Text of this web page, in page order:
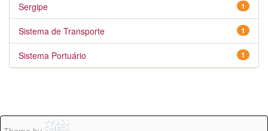
1
Sergipe
1
Sistema de Transporte
1
Sistema Portuário